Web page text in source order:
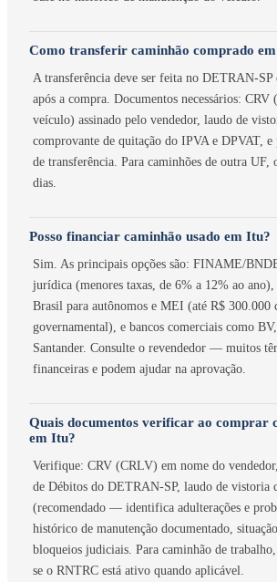
Como transferir caminhão comprado
A transferência deve ser feita no DETRAN-SP
após a compra. Documentos necessários: CRV
veículo) assinado pelo vendedor, laudo de
comprovante de quitação do IPVA e DPVAT, e
de transferência. Para caminhões de outra UF,
dias.
Posso financiar caminhão usado em Itu?
Sim. As principais opções são: FINAME/
jurídica (menores taxas, de 6% a 12% ao
Brasil para autônomos e MEI (até R$ 300.000
governamental), e bancos comerciais como
Santander. Consulte o revendedor — muitos
financeiras e podem ajudar na aprovação.
Quais documentos verificar ao comprar
em Itu?
Verifique: CRV (CRLV) em nome do
de Débitos do DETRAN-SP, laudo de vistoria
(recomendado — identifica adulterações e
histórico de manutenção documentado,
bloqueios judiciais. Para caminhão de
se o RNTRC está ativo quando aplicável.